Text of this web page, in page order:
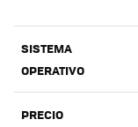
SISTEMA
OPERATIVO
PRECIO